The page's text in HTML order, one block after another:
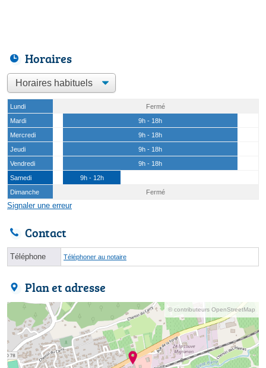
Horaires
Lundi
Fermé
Mardi
9h - 18h
Mercredi
9h - 18h
Jeudi
9h - 18h
Vendredi
9h - 18h
Samedi
9h - 12h
Dimanche
Fermé
Signaler une erreur
Contact
Téléphone Téléphoner au notaire
Plan et adresse
© contributeurs OpenStreetMap